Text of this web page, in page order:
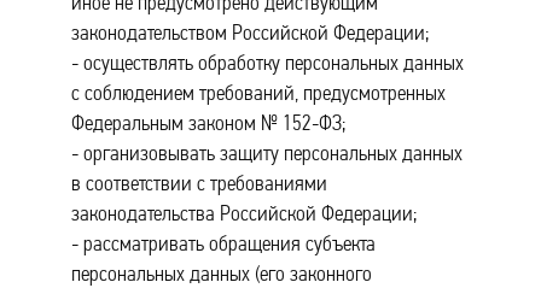
законодательством Российской Федерации;
- осуществлять обработку персональных данных
с соблюдением требований, предусмотренных
Федеральным законом № 152-ФЗ;
- организовывать защиту персональных данных
в соответствии с требованиями
законодательства Российской Федерации;
- рассматривать обращения субъекта
персональных данных (его законного